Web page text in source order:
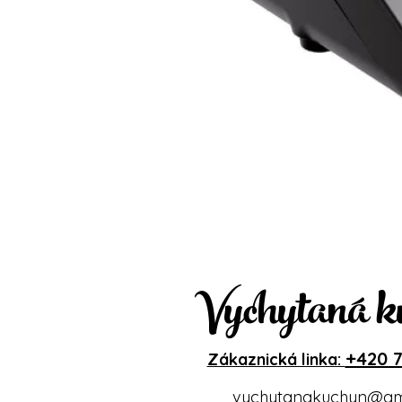
Vychytaná
Zákaznická linka: +420